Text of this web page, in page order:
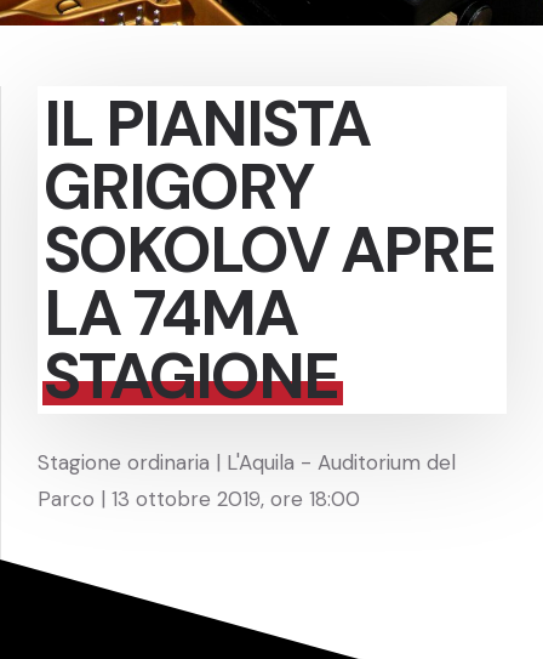
IL PIANISTA
GRIGORY
SOKOLOV APRE
LA 74MA
STAGIONE
Stagione ordinaria | L'Aquila - Auditorium del
Parco | 13 ottobre 2019, ore 18:00